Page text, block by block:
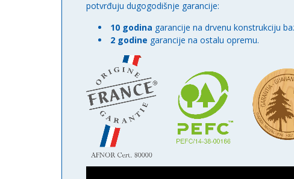
potvrđuju dugogodišnje garancije:
10 godina garancije na drvenu konstrukciju
2 godine garancije na ostalu opremu.